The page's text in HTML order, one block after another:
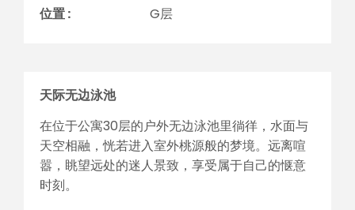
位置 :
G层
天际无边泳池
在位于公寓30层的户外无边泳池里徜徉，水面与
天空相融，恍若进入室外桃源般的梦境。远离喧
嚣，眺望远处的迷人景致，享受属于自己的惬意
时刻。